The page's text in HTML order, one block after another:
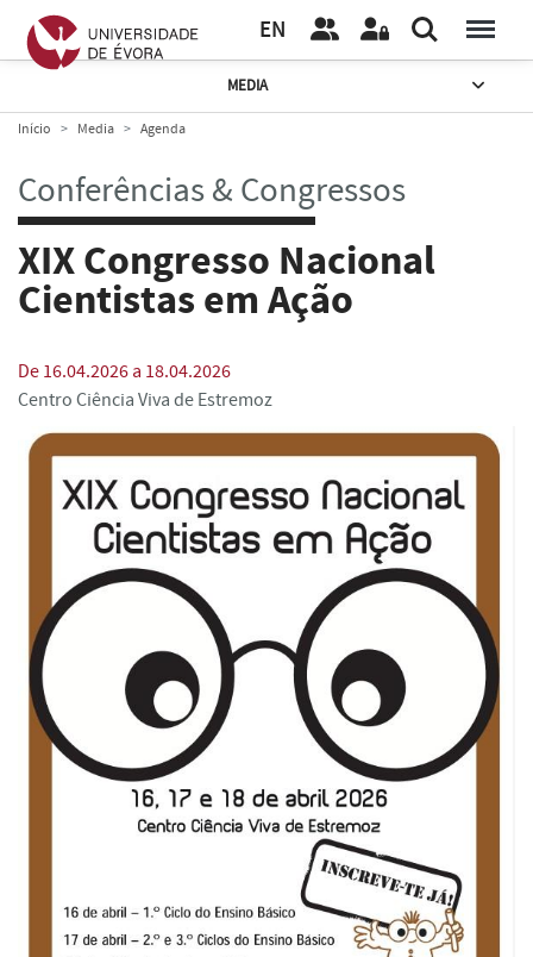
EN
MEDIA
Início Media Agenda
Conferências & Congressos
XIX Congresso Nacional
Cientistas em Ação
De 16.04.2026 a 18.04.2026
Centro Ciência Viva de Estremoz